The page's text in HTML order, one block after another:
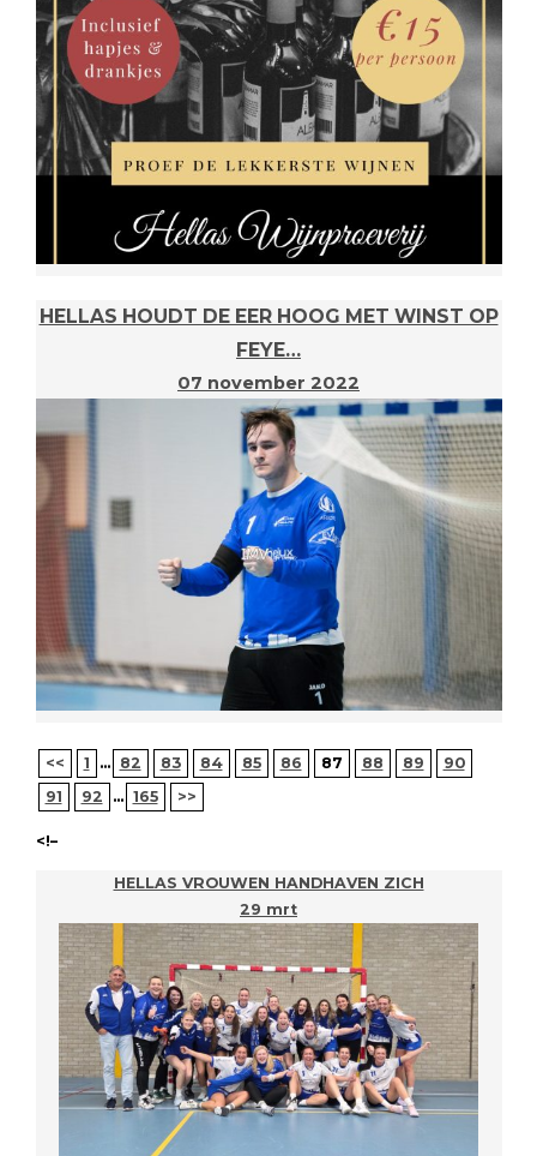
HELLAS HOUDT DE EER HOOG MET WINST OP
FEYE…
07 november 2022
<< 1 ... 82 83 84 85 86 87 88 89
90
91
92 ... 165 >>
<!–
HELLAS VROUWEN HANDHAVEN ZICH
29 mrt